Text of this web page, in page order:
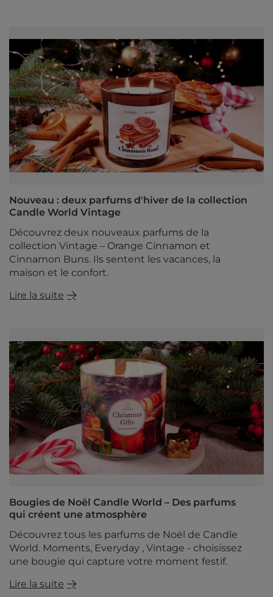
Nouveau : deux parfums d'hiver de la collection
Candle World Vintage
Découvrez deux nouveaux parfums de la
collection Vintage – Orange Cinnamon et
Cinnamon Buns. Ils sentent les vacances, la
maison et le confort.
Lire la suite
Bougies de Noël Candle World – Des parfums
qui créent une atmosphère
Découvrez tous les parfums de Noël de Candle
World. Moments, Everyday , Vintage - choisissez
une bougie qui capture votre moment festif.
Lire la suite